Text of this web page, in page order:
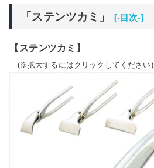
「ステンツカミ」 [-目次-]
【ステンツカミ】
(※拡大するにはクリックしてください)